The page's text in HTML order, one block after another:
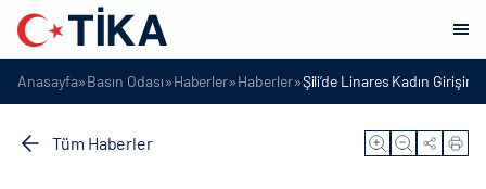
Anasayfa»Basın Odası»Haberler»Haberler»Şili’de Linares Kadın
Tüm Haberler